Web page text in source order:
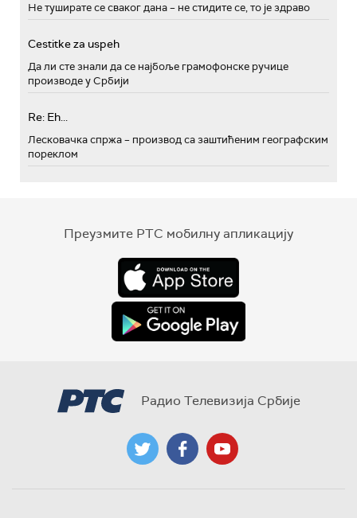
Не туширате се сваког дана – не стидите се, то је здраво
Cestitke za uspeh
Да ли сте знали да се најбоље грамофонске ручице
производе у Србији
Re: Eh...
Лесковачка спржа – производ са заштићеним географским
пореклом
Преузмите РТС мобилну апликацију
Радио Телевизија Србије